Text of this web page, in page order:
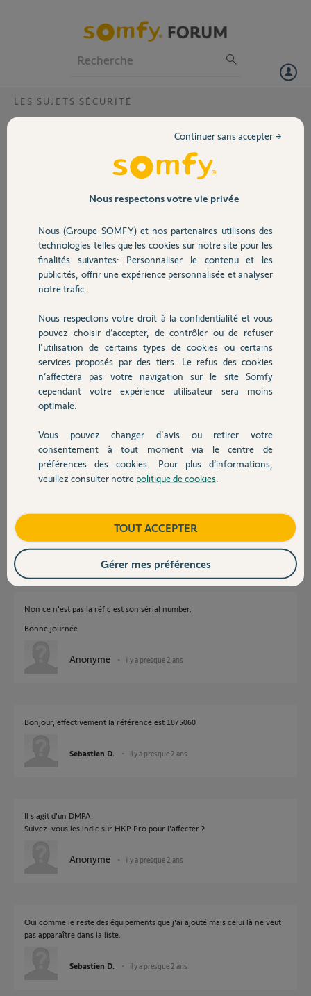
Volet
Sécurité
Domotique
Chauffage
Autres produits
Devis avec un pro
Contact
LES SUJETS SÉCURITÉ
Detecteur de mouvement impossible à
Bonjour, je n'arrive pas à associer un détecteur de mouvement sur
keeper pro. Je réalise la manipulation d'ajout d'équipements malgres
les bips, je ne le vois pas
Merci,
Sebastien D.
il y a presque 2 ans
Réponses
bonjour
André N. il y a presque 2 ans
Bonjour André, la référence est 3310158.
Sebastien D. il y a presque 2 ans
Non ce n'est pas la réf c'est son sérial number.
Bonne journée
Anonyme il y a presque 2 ans
Bonjour, effectivement la référence est 1875060
Sebastien D. il y a presque 2 ans
Il s'agit d'un DMPA.
Suivez-vous les indic sur HKP Pro pour l'affecter ?
Anonyme il y a presque 2 ans
Oui comme le reste des équipements que j'ai ajouté mais celui là ne veut
pas apparaître dans la liste.
Sebastien D. il y a presque 2 ans
Nous respectons votre vie privée
Nous (Groupe SOMFY) et nos partenaires utilisons des
technologies telles que les cookies sur notre site pour les
finalités suivantes: Personnaliser le contenu et les
publicités, offrir une expérience personnalisée et analyser
notre trafic.
Nous respectons votre droit à la confidentialité et vous
pouvez choisir d’accepter, de contrôler ou de refuser
l'utilisation de certains types de cookies ou certains
services proposés par des tiers. Le refus des cookies
n’affectera pas votre navigation sur le site Somfy
cependant votre expérience utilisateur sera moins
optimale.
Vous pouvez changer d'avis ou retirer votre
consentement à tout moment via le centre de
préférences des cookies. Pour plus d’informations,
veuillez consulter notre politique de cookies
Continuer sans accepter →
TOUT ACCEPTER
Gérer mes préférences